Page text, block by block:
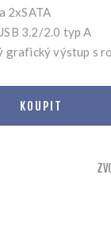
2xSATA
3.2/2.0 typ A
výstup s
KOUPIT